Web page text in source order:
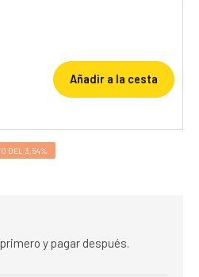
Añadir a la cesta
DEL 3,54%
y pagar después.